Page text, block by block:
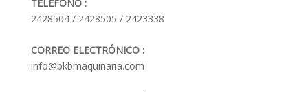
TELÉFONO :
2428504 / 2428505 / 2423338
CORREO ELECTRÓNICO :
info@bkbmaquinaria.com